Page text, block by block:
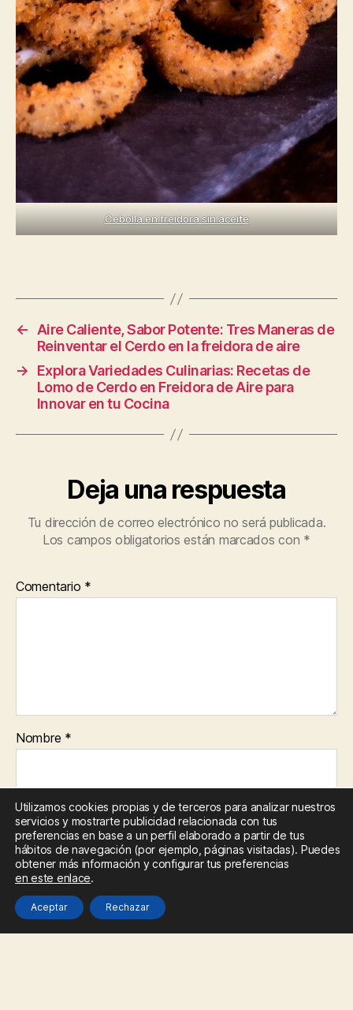
Cebolla en freidora sin aceite
←
Aire Caliente, Sabor Potente: Tres Maneras de
Reinventar el Cerdo en la freidora de aire
→
Explora Variedades Culinarias: Recetas de
Lomo de Cerdo en Freidora de Aire para
Innovar en tu Cocina
Deja una respuesta
Tu dirección de correo electrónico no será publicada.
Los campos obligatorios están marcados con *
Comentario *
Nombre *
Correo electrónico*
Web
Utilizamos cookies propias y de terceros para analizar nuestros
servicios y mostrarte publicidad relacionada con tus
preferencias en base a un perfil elaborado a partir de tus
hábitos de navegación (por ejemplo, páginas visitadas). Puedes
obtener más información y configurar tus preferencias
en este enlace.
Aceptar Rechazar